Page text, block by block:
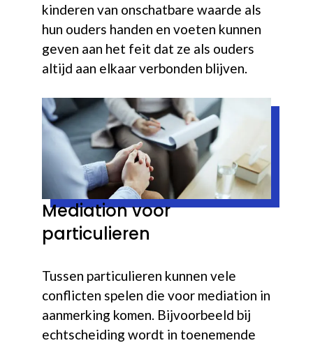
kinderen van onschatbare waarde als
hun ouders handen en voeten kunnen
geven aan het feit dat ze als ouders
altijd aan elkaar verbonden blijven.
Mediation voor
particulieren
Tussen particulieren kunnen vele
conflicten spelen die voor mediation in
aanmerking komen. Bijvoorbeeld bij
echtscheiding wordt in toenemende